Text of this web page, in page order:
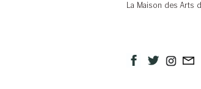
La Maison des Arts